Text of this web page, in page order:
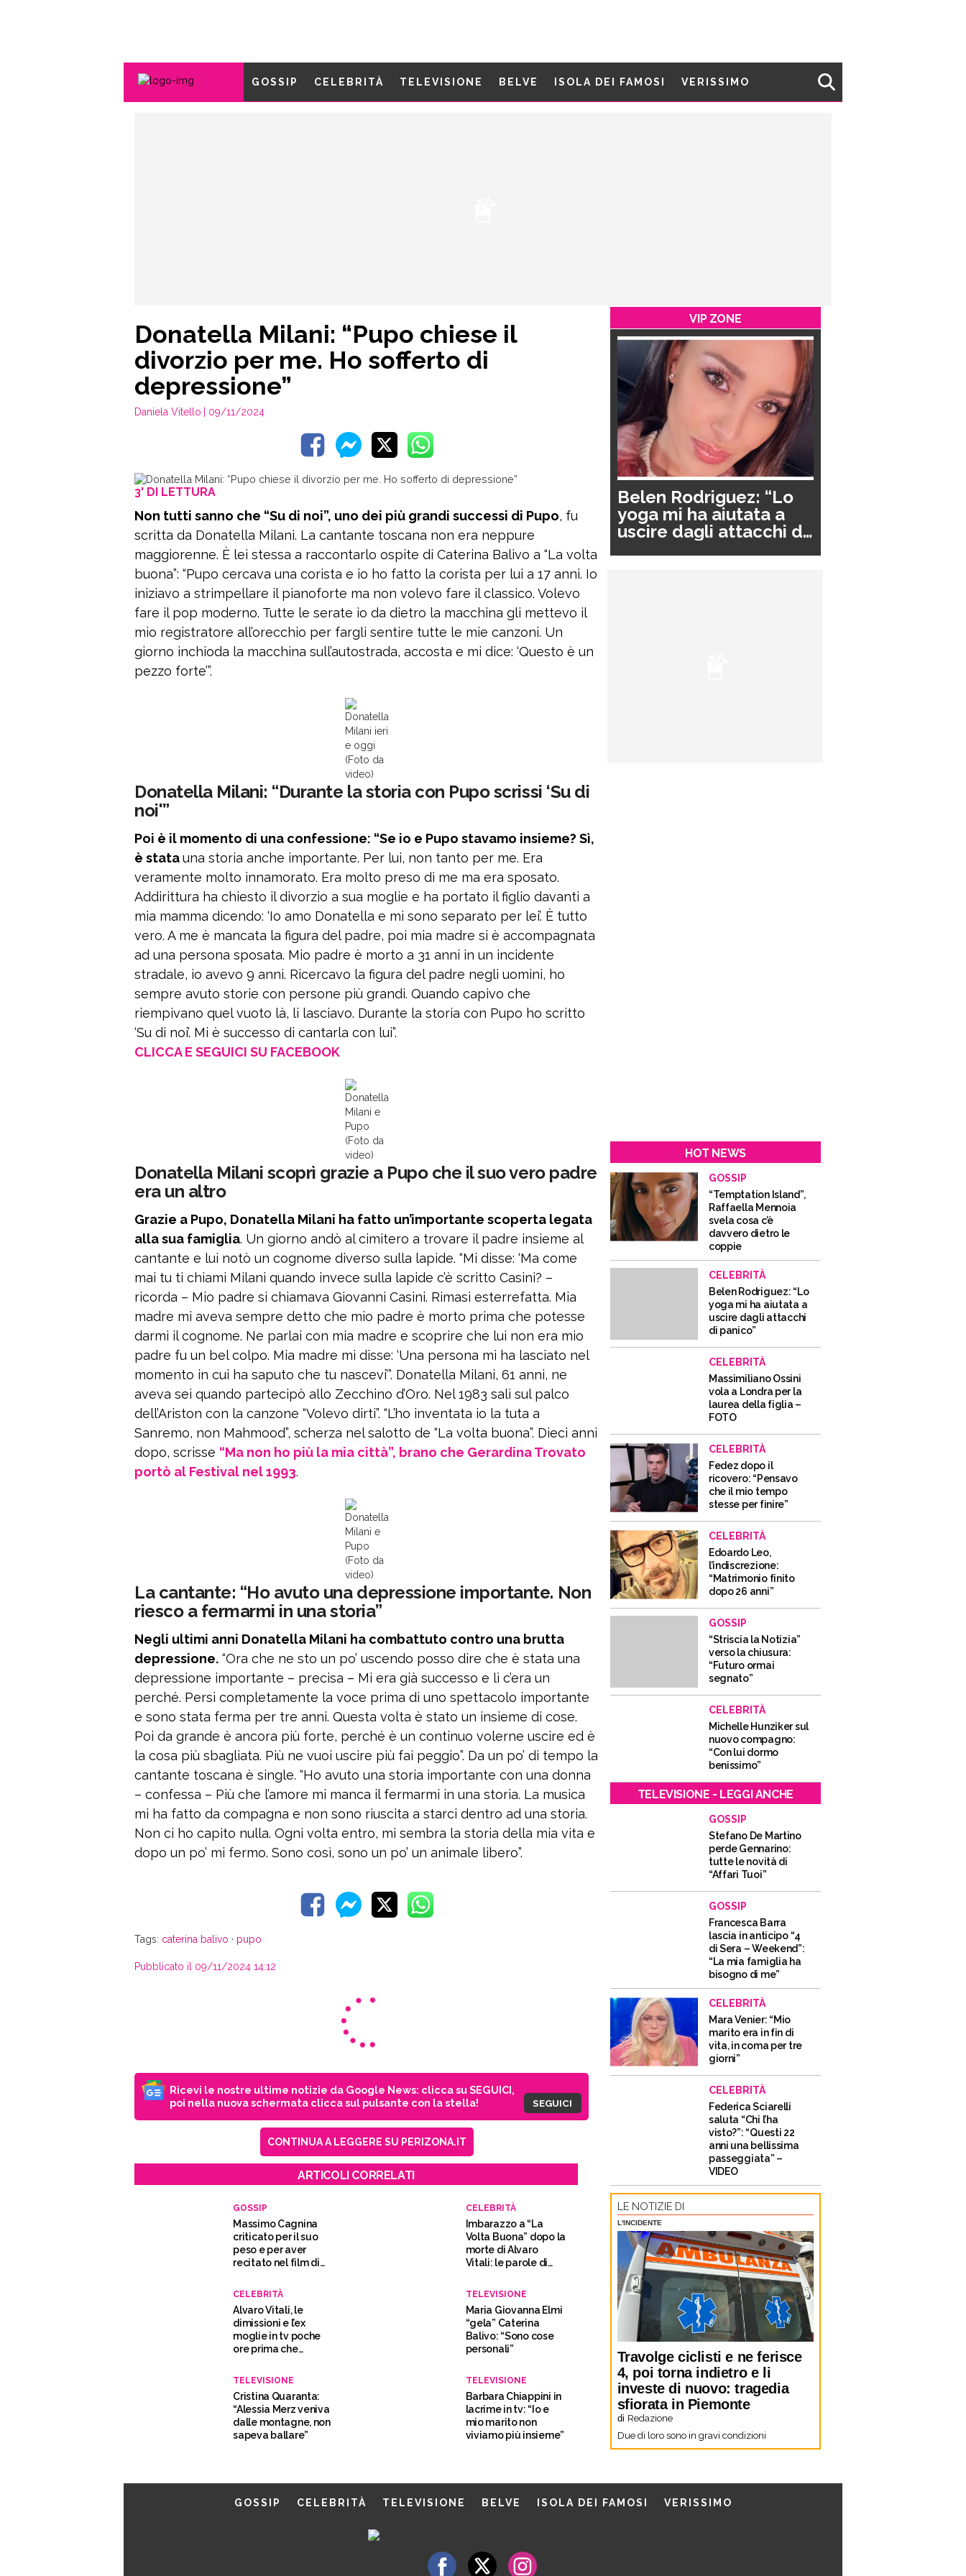
GOSSIP CELEBRITÀ TELEVISIONE BELVE ISOLA DEI FAMOSI VERISSIMO
Donatella Milani: “Pupo chiese il
divorzio per me. Ho sofferto di
depressione”
Daniela Vitello | 09/11/2024
3' DI LETTURA
Non tutti sanno che “Su di noi”, uno dei più grandi successi di Pupo, fu
scritta da Donatella Milani. La cantante toscana non era neppure
maggiorenne. È lei stessa a raccontarlo ospite di Caterina Balivo a “La volta
buona”: “Pupo cercava una corista e io ho fatto la corista per lui a 17 anni. Io
iniziavo a strimpellare il pianoforte ma non volevo fare il classico. Volevo
fare il pop moderno. Tutte le serate io da dietro la macchina gli mettevo il
mio registratore all’orecchio per fargli sentire tutte le mie canzoni. Un
giorno inchioda la macchina sull’autostrada, accosta e mi dice: ‘Questo è un
pezzo forte’”.
Donatella
Milani ieri
e oggi
(Foto da
video)
Donatella Milani: “Durante la storia con Pupo scrissi ‘Su di
noi'”
Poi è il momento di una confessione: “Se io e Pupo stavamo insieme? Sì,
è statauna storia anche importante. Per lui, non tanto per me. Era
veramente molto innamorato. Era molto preso di me ma era sposato.
Addirittura ha chiesto il divorzio a sua moglie e ha portato il figlio davanti a
mia mamma dicendo: ‘Io amo Donatella e mi sono separato per lei’. È tutto
vero. A me è mancata la figura del padre, poi mia madre si è accompagnata
ad una persona sposata. Mio padre è morto a 31 anni in un incidente
stradale, io avevo 9 anni. Ricercavo la figura del padre negli uomini, ho
sempre avuto storie con persone più grandi. Quando capivo che
riempivano quel vuoto là, li lasciavo. Durante la storia con Pupo ho scritto
‘Su di noi’. Mi è successo di cantarla con lui”.
CLICCA E SEGUICI SU FACEBOOK
Donatella
Milani e
Pupo
(Foto da
video)
Donatella Milani scoprì grazie a Pupo che il suo vero padre
era un altro
Grazie a Pupo, Donatella Milani ha fatto un’importante scoperta legata
alla sua famiglia. Un giorno andò al cimitero a trovare il padre insieme al
cantante e lui notò un cognome diverso sulla lapide. “Mi disse: ‘Ma come
mai tu ti chiami Milani quando invece sulla lapide c’è scritto Casini? –
ricorda – Mio padre si chiamava Giovanni Casini. Rimasi esterrefatta. Mia
madre mi aveva sempre detto che mio padre è morto prima che potesse
darmi il cognome. Ne parlai con mia madre e scoprire che lui non era mio
padre fu un bel colpo. Mia madre mi disse: ‘Una persona mi ha lasciato nel
momento in cui ha saputo che tu nascevi’”. Donatella Milani, 61 anni, ne
aveva sei quando partecipò allo Zecchino d’Oro. Nel 1983 salì sul palco
dell’Ariston con la canzone “Volevo dirti”. “L’ho inventata io la tuta a
Sanremo, non Mahmood”, scherza nel salotto de “La volta buona”. Dieci anni
dopo, scrisse “Ma non ho più la mia città”, brano che Gerardina Trovato
portò al Festival nel 1993.
Donatella
Milani e
Pupo
(Foto da
video)
La cantante: “Ho avuto una depressione importante. Non
riesco a fermarmi in una storia”
Negli ultimi anni Donatella Milani ha combattuto contro una brutta
depressione. “Ora che ne sto un po’ uscendo posso dire che è stata una
depressione importante – precisa – Mi era già successo e lì c’era un
perché. Persi completamente la voce prima di uno spettacolo importante
e sono stata ferma per tre anni. Questa volta è stato un insieme di cose.
Poi da grande è ancora più forte, perché è un continuo volerne uscire ed è
la cosa più sbagliata. Più ne vuoi uscire più fai peggio”. Da un po’ di tempo la
cantante toscana è single. “Ho avuto una storia importante con una donna
– confessa – Più che l’amore mi manca il fermarmi in una storia. La musica
mi ha fatto da compagna e non sono riuscita a starci dentro ad una storia.
Non ci ho capito nulla. Ogni volta entro, mi sembra la storia della mia vita e
dopo un po’ mi fermo. Sono così, sono un po’ un animale libero”.
Tags: caterina balivo · pupo
Pubblicato il 09/11/2024 14:12
Ricevi le nostre ultime notizie da Google News: clicca su SEGUICI,
poi nella nuova schermata clicca sul pulsante con la stella!
SEGUICI
CONTINUA A LEGGERE SU PERIZONA.IT
ARTICOLI CORRELATI
GOSSIP
Massimo Cagnina
criticato per il suo
peso e per aver
recitato nel film di
CELEBRITÀ
Imbarazzo a “La
Volta Buona” dopo la
morte di Alvaro
Vitali: le parole di
CELEBRITÀ
Alvaro Vitali, le
dimissioni e l’ex
moglie in tv poche
ore prima che
TELEVISIONE
Maria Giovanna Elmi
“gela” Caterina
Balivo: “Sono cose
personali”
TELEVISIONE
Cristina Quaranta:
“Alessia Merz veniva
dalle montagne, non
sapeva ballare”
TELEVISIONE
Barbara Chiappini in
lacrime in tv: “Io e
mio marito non
viviamo più insieme”
VIP ZONE
Belen Rodriguez: “Lo
yoga mi ha aiutata a
uscire dagli attacchi di
HOT NEWS
GOSSIP
“Temptation Island”,
Raffaella Mennoia
svela cosa c’è
davvero dietro le
coppie
CELEBRITÀ
Belen Rodriguez: “Lo
yoga mi ha aiutata a
uscire dagli attacchi
di panico”
CELEBRITÀ
Massimiliano Ossini
vola a Londra per la
laurea della figlia –
FOTO
CELEBRITÀ
Fedez dopo il
ricovero: “Pensavo
che il mio tempo
stesse per finire”
CELEBRITÀ
Edoardo Leo,
l’indiscrezione:
“Matrimonio finito
dopo 26 anni”
GOSSIP
“Striscia la Notizia”
verso la chiusura:
“Futuro ormai
segnato”
CELEBRITÀ
Michelle Hunziker sul
nuovo compagno:
“Con lui dormo
benissimo”
TELEVISIONE - LEGGI ANCHE
GOSSIP
Stefano De Martino
perde Gennarino:
tutte le novità di
“Affari Tuoi”
GOSSIP
Francesca Barra
lascia in anticipo “4
di Sera – Weekend”:
“La mia famiglia ha
bisogno di me”
CELEBRITÀ
Mara Venier: “Mio
marito era in fin di
vita, in coma per tre
giorni”
CELEBRITÀ
Federica Sciarelli
saluta “Chi l’ha
visto?”: “Questi 22
anni una bellissima
passeggiata” –
VIDEO
LE NOTIZIE DI
L'INCIDENTE
Travolge ciclisti e ne ferisce
4, poi torna indietro e li
investe di nuovo: tragedia
sfiorata in Piemonte
di Redazione
Due di loro sono in gravi condizioni
GOSSIP CELEBRITÀ TELEVISIONE BELVE ISOLA DEI FAMOSI VERISSIMO